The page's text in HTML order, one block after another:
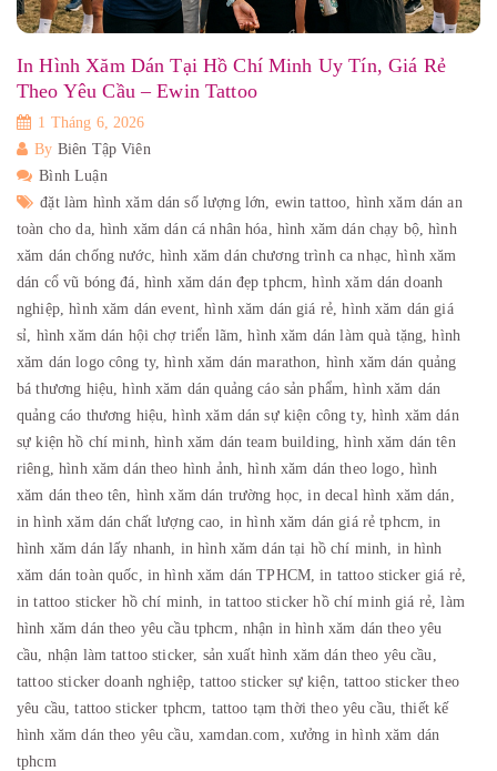
In Hình Xăm Dán Tại Hồ Chí Minh Uy Tín, Giá Rẻ
Theo Yêu Cầu – Ewin Tattoo
1 Tháng 6, 2026
By Biên Tập Viên
Bình Luận
đặt làm hình xăm dán số lượng lớn, ewin tattoo, hình xăm dán an
toàn cho da, hình xăm dán cá nhân hóa, hình xăm dán chạy bộ,hình
xăm dán chống nước,hình xăm dán chương trình ca nhạc,hình xăm
dán cổ vũ bóng đá, hình xăm dán đẹp tphcm,hình xăm dán doanh
nghiệp,hình xăm dán event,hình xăm dán giá rẻ,hình xăm dán giá
sỉ, hình xăm dán hội chợ triển lãm,hình xăm dán làm quà tặng,hình
xăm dán logo công ty,hình xăm dán marathon, hình xăm dán quảng
bá thương hiệu,hình xăm dán quảng cáo sản phẩm,hình xăm dán
quảng cáo thương hiệu,hình xăm dán sự kiện công ty, hình xăm dán
sự kiện hồ chí minh,hình xăm dán team building,hình xăm dán tên
riêng,hình xăm dán theo hình ảnh,hình xăm dán theo logo, hình
xăm dán theo tên, hình xăm dán trường học,in decal hình xăm dán,
in hình xăm dán chất lượng cao, in hình xăm dán giá rẻ tphcm,in
hình xăm dán lấy nhanh, in hình xăm dán tại hồ chí minh, in hình
xăm dán toàn quốc, in hình xăm dán TPHCM,in tattoo sticker giá rẻ,
in tattoo sticker hồ chí minh, in tattoo sticker hồ chí minh giá rẻ,làm
hình xăm dán theo yêu cầu tphcm, nhận in hình xăm dán theo yêu
cầu, nhận làm tattoo sticker, sản xuất hình xăm dán theo yêu cầu,
tattoo sticker doanh nghiệp,tattoo sticker sự kiện, tattoo sticker theo
yêu cầu,tattoo sticker tphcm, tattoo tạm thời theo yêu cầu,thiết kế
hình xăm dán theo yêu cầu,xamdan.com, xưởng in hình xăm dán
tphcm